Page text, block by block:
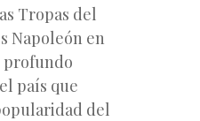
Tropas del
Napoleón en
profundo
país que
del